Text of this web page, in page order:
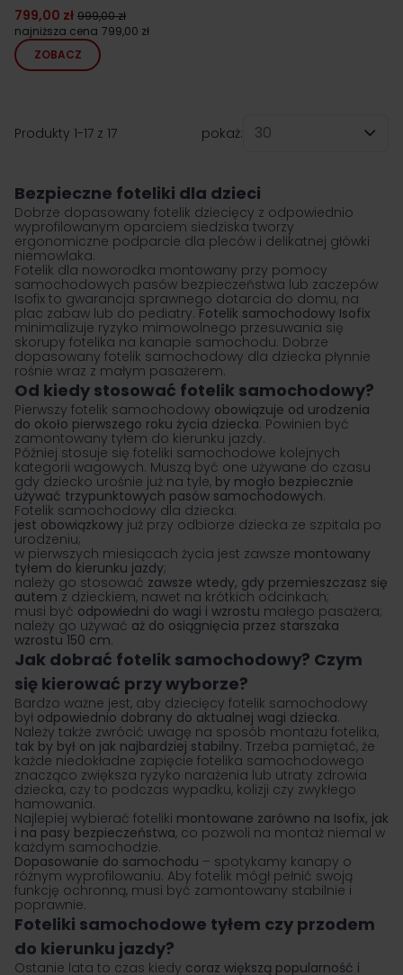
799,00 zł 999,00 zł
najniższa cena 799,00 zł
ZOBACZ
Produkty 1-17 z 17
pokaż:
Bezpieczne foteliki dla dzieci
Dobrze dopasowany fotelik dziecięcy z odpowiednio
wyprofilowanym oparciem siedziska tworzy
ergonomiczne podparcie dla pleców i delikatnej główki
niemowlaka.
Fotelik dla noworodka montowany przy pomocy
samochodowych pasów bezpieczeństwa lub zaczepów
Isofix to gwarancja sprawnego dotarcia do domu, na
plac zabaw lub do pediatry. Fotelik samochodowy Isofix
minimalizuje ryzyko mimowolnego przesuwania się
skorupy fotelika na kanapie samochodu. Dobrze
dopasowany fotelik samochodowy dla dziecka płynnie
rośnie wraz z małym pasażerem.
Od kiedy stosować fotelik samochodowy?
Pierwszy fotelik samochodowy obowiązuje od urodzenia
do około pierwszego roku życia dziecka. Powinien być
zamontowany tyłem do kierunku jazdy.
Później stosuje się foteliki samochodowe kolejnych
kategorii wagowych. Muszą być one używane do czasu
gdy dziecko urośnie już na tyle, by mogło bezpiecznie
używać trzypunktowych pasów samochodowych.
Fotelik samochodowy dla dziecka:
jest obowiązkowy już przy odbiorze dziecka ze szpitala po
urodzeniu;
w pierwszych miesiącach życia jest zawsze montowany
tyłem do kierunku jazdy;
należy go stosować zawsze wtedy, gdy przemieszczasz się
autem z dzieckiem, nawet na krótkich odcinkach;
musi być odpowiedni do wagi i wzrostu małego pasażera;
należy go używać aż do osiągnięcia przez starszaka
wzrostu 150 cm.
Jak dobrać fotelik samochodowy? Czym
się kierować przy wyborze?
Bardzo ważne jest, aby dziecięcy fotelik samochodowy
był odpowiednio dobrany do aktualnej wagi dziecka.
Należy także zwrócić uwagę na sposób montażu fotelika,
tak by był on jak najbardziej stabilny. Trzeba pamiętać, że
każde niedokładne zapięcie fotelika samochodowego
znacząco zwiększa ryzyko narażenia lub utraty zdrowia
dziecka, czy to podczas wypadku, kolizji czy zwykłego
hamowania.
Najlepiej wybierać foteliki montowane zarówno na Isofix, jak
i na pasy bezpieczeństwa, co pozwoli na montaż niemal w
każdym samochodzie.
Dopasowanie do samochodu – spotykamy kanapy o
różnym wyprofilowaniu. Aby fotelik mógł pełnić swoją
funkcję ochronną, musi być zamontowany stabilnie i
poprawnie.
Foteliki samochodowe tyłem czy przodem
do kierunku jazdy?
Ostanie lata to czas kiedy coraz większą popularność i